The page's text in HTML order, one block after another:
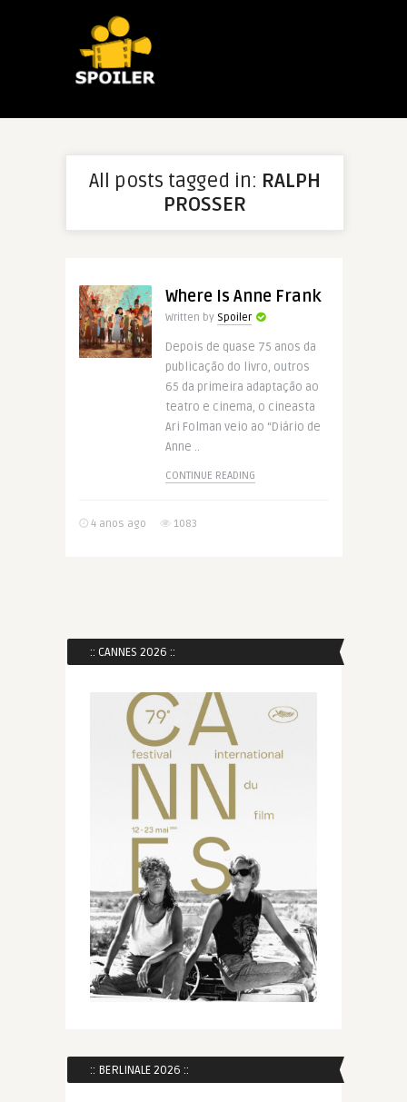
All posts tagged in: RALPH
PROSSER
Where Is Anne Frank
Written by Spoiler
Depois de quase 75 anos da
publicação do livro, outros
65 da primeira adaptação ao
teatro e cinema, o cineasta
Ari Folman veio ao “Diário de
Anne ..
CONTINUE READING
4 anos ago 1083
:: CANNES 2026 ::
:: BERLINALE 2026 ::